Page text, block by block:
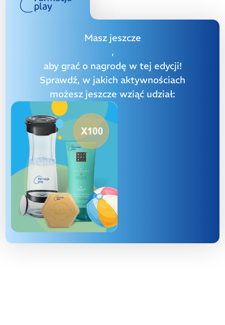
Masz jeszcze
,
aby grać o nagrodę w tej edycji!
Sprawdź, w jakich aktywnościach
możesz jeszcze wziąć udział: